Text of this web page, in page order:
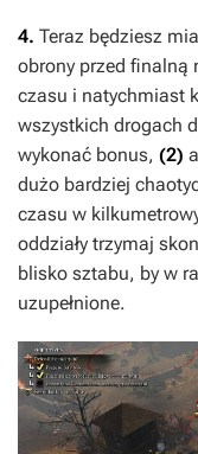
4. Teraz będziesz
obrony przed finalną
czasu i natychmiast
wszystkich drogach
wykonać bonus, (2)
dużo bardziej
czasu w
oddziały trzymaj
blisko sztabu, by w
uzupełnione.